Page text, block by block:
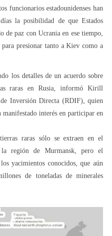
funcionarios estadounidenses han
la posibilidad de que Estados
de paz con Ucrania en ese tiempo,
para presionar tanto a Kiev como a
los detalles de un acuerdo sobre
raras en Rusia, informó Kirill
Inversión Directa (RDIF), quien
manifestado interés en participar en
raras sólo se extraen en el
región de Murmansk, pero el
yacimientos conocidos, que aún
de toneladas de minerales